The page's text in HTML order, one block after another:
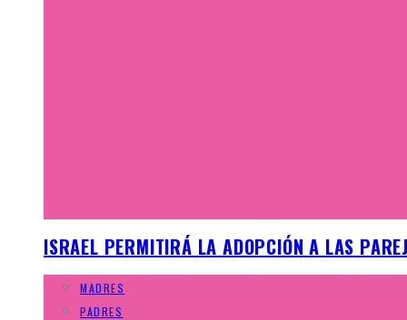
ISRAEL PERMITIRÁ LA ADOPCIÓN A LAS
MADRES
PADRES